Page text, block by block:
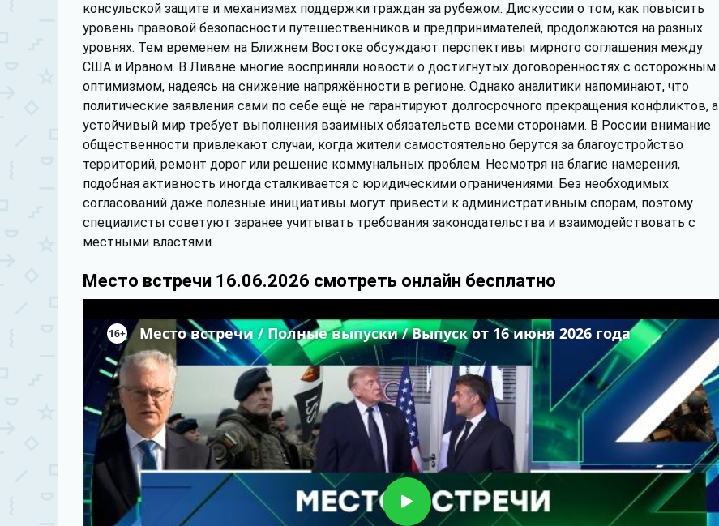
консульской защите и механизмах поддержки граждан за рубежом. Дискуссии о том, как повысить
уровень правовой безопасности путешественников и предпринимателей, продолжаются на разных
уровнях. Тем временем на Ближнем Востоке обсуждают перспективы мирного соглашения между
США и Ираном. В Ливане многие восприняли новости о достигнутых договорённостях с осторожным
оптимизмом, надеясь на снижение напряжённости в регионе. Однако аналитики напоминают, что
политические заявления сами по себе ещё не гарантируют долгосрочного прекращения конфликтов, а
устойчивый мир требует выполнения взаимных обязательств всеми сторонами. В России внимание
общественности привлекают случаи, когда жители самостоятельно берутся за благоустройство
территорий, ремонт дорог или решение коммунальных проблем. Несмотря на благие намерения,
подобная активность иногда сталкивается с юридическими ограничениями. Без необходимых
согласований даже полезные инициативы могут привести к административным спорам, поэтому
специалисты советуют заранее учитывать требования законодательства и взаимодействовать с
местными властями.
Место встречи 16.06.2026 смотреть онлайн бесплатно